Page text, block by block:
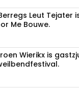
Leut Tejater
Me Bouwe.
Wierikx is